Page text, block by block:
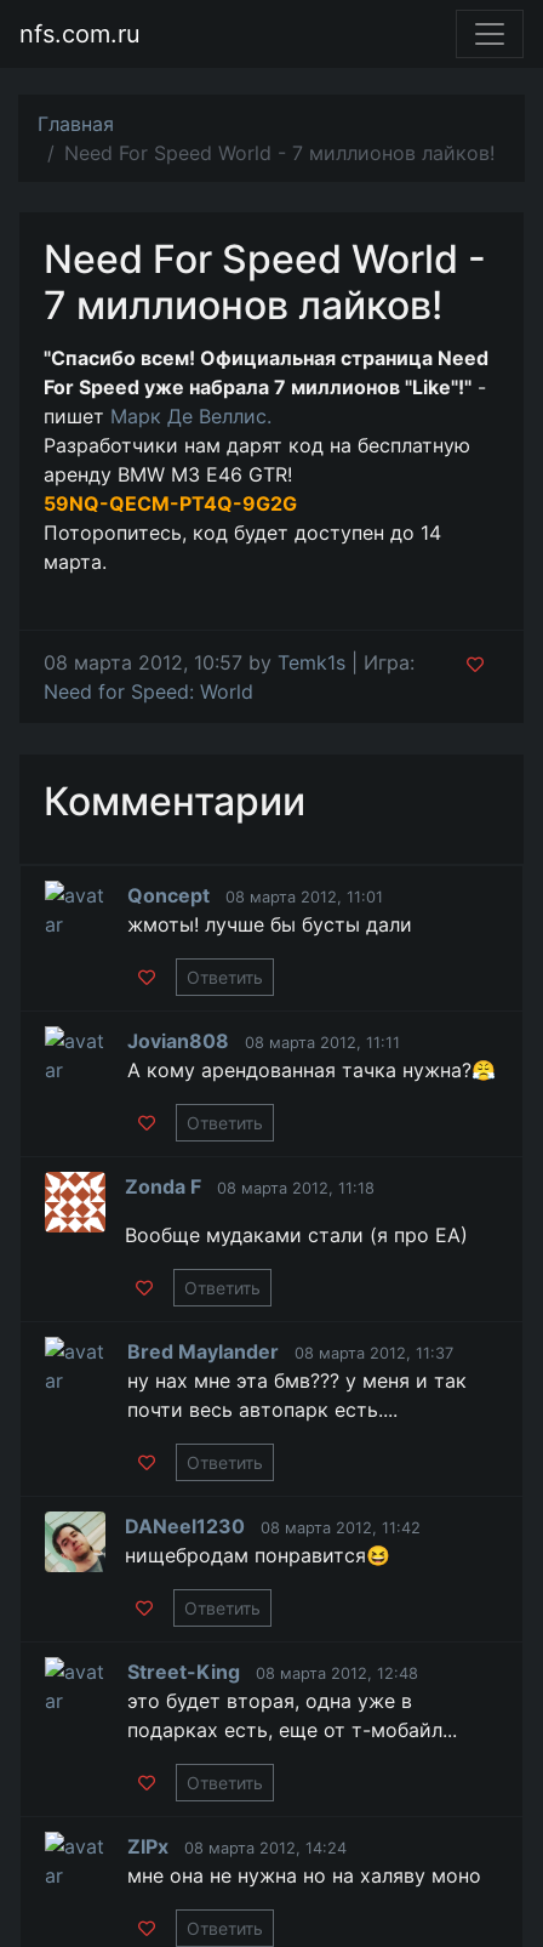
nfs.com.ru
Главная
Need For Speed World - 7 миллионов лайков!
Need For Speed World -
7 миллионов лайков!
"Спасибо всем! Официальная страница Need
For Speed уже набрала 7 миллионов "Like"!" -
пишет Марк Де Веллис.
Разработчики нам дарят код на бесплатную
аренду BMW M3 E46 GTR!
59NQ-QECM-PT4Q-9G2G
Поторопитесь, код будет доступен до 14
марта.
08 марта 2012, 10:57 by Temk1s | Игра:
Need for Speed: World
Комментарии
Qoncept 08 марта 2012, 11:01
жмоты! лучше бы бусты дали
Ответить
Jovian808 08 марта 2012, 11:11
А кому арендованная тачка нужна?😤
Ответить
Zonda F 08 марта 2012, 11:18
Вообще мудаками стали (я про ЕА)
Ответить
Bred Maylander 08 марта 2012, 11:37
ну нах мне эта бмв??? у меня и так
почти весь автопарк есть....
Ответить
DANeel1230 08 марта 2012, 11:42
нищебродам понравится😆
Ответить
Street-King 08 марта 2012, 12:48
это будет вторая, одна уже в
подарках есть, еще от т-мобайл...
Ответить
ZIPx 08 марта 2012, 14:24
мне она не нужна но на халяву моно
Ответить